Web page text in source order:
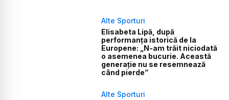
Alte Sporturi
Elisabeta Lipă, după
performanța istorică de la
Europene: „N-am trăit niciodată
o asemenea bucurie. Această
generație nu se resemnează
când pierde”
Alte Sporturi